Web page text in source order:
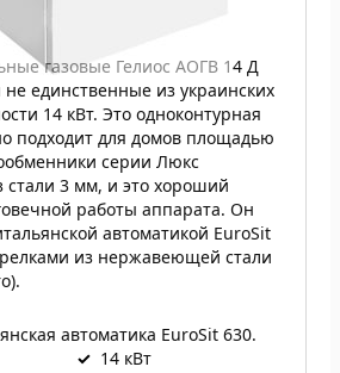
газовые Гелиос АОГВ 14 Д
единственные из украинских
14 кВт. Это одноконтурная
подходит для домов площадью
серии Люкс
стали 3 мм, и это хороший
работы аппарата. Он
автоматикой EuroSit
из нержавеющей стали
автоматика EuroSit 630.
✓ 14 кВт